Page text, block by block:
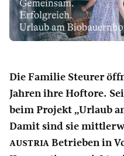
Die Familie Steurer
Jahren ihre Hoftore.
beim Projekt „Urlaub
Damit sind sie
austria Betrieben in